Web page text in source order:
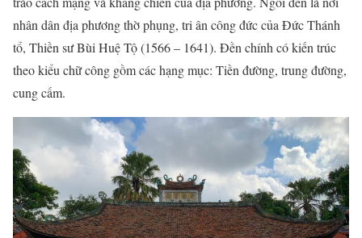
nhân dân địa phương thờ phụng, tri ân công đức của Đức Thánh
tổ, Thiền sư Bùi Huệ Tộ (1566 – 1641). Đền chính có kiến trúc
theo kiểu chữ công gồm các hạng mục: Tiền đường, trung đường,
cung cấm.